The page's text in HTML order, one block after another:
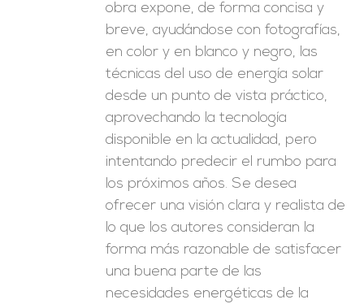
obra expone, de forma concisa y
breve, ayudándose con fotografías,
en color y en blanco y negro, las
técnicas del uso de energía solar
desde un punto de vista práctico,
aprovechando la tecnología
disponible en la actualidad, pero
intentando predecir el rumbo para
los próximos años. Se desea
ofrecer una visión clara y realista de
lo que los autores consideran la
forma más razonable de satisfacer
una buena parte de las
necesidades energéticas de la